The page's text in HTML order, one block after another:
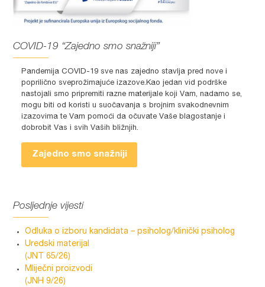
COVID-19 “Zajedno smo snažniji”
Pandemija COVID-19 sve nas zajedno stavlja pred nove i
poprilično sveprožimajuće izazove.Kao jedan vid podrške
nastojali smo pripremiti razne materijale koji Vam, nadamo se,
mogu biti od koristi u suočavanja s brojnim svakodnevnim
izazovima te Vam pomoći da očuvate Vaše blagostanje i
dobrobit Vas i svih Vaših bližnjih.
Zajedno smo snažniji
Posljednje vijesti
Odluka o izboru kandidata – psiholog/klinički psiholog
Uredski materijal
(JNT 65/26)
Mliječni proizvodi
(JNH 9/26)